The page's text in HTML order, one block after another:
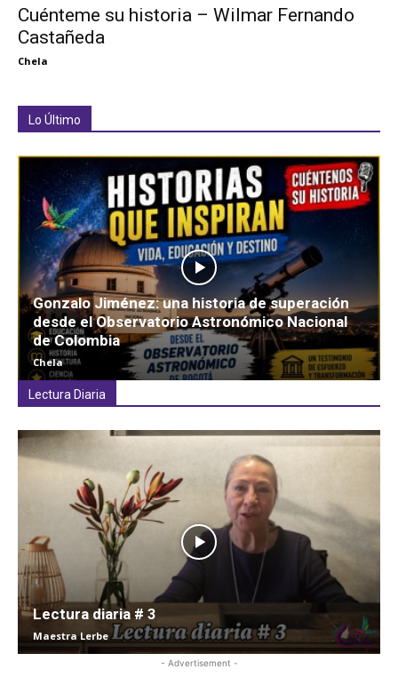
Cuénteme su historia – Wilmar Fernando
Castañeda
Chela
Lo Último
Gonzalo Jiménez: una historia de superación
desde el Observatorio Astronómico Nacional
de Colombia
Chela
Lectura Diaria
Lectura diaria # 3
Maestra Lerbe
- Advertisement -